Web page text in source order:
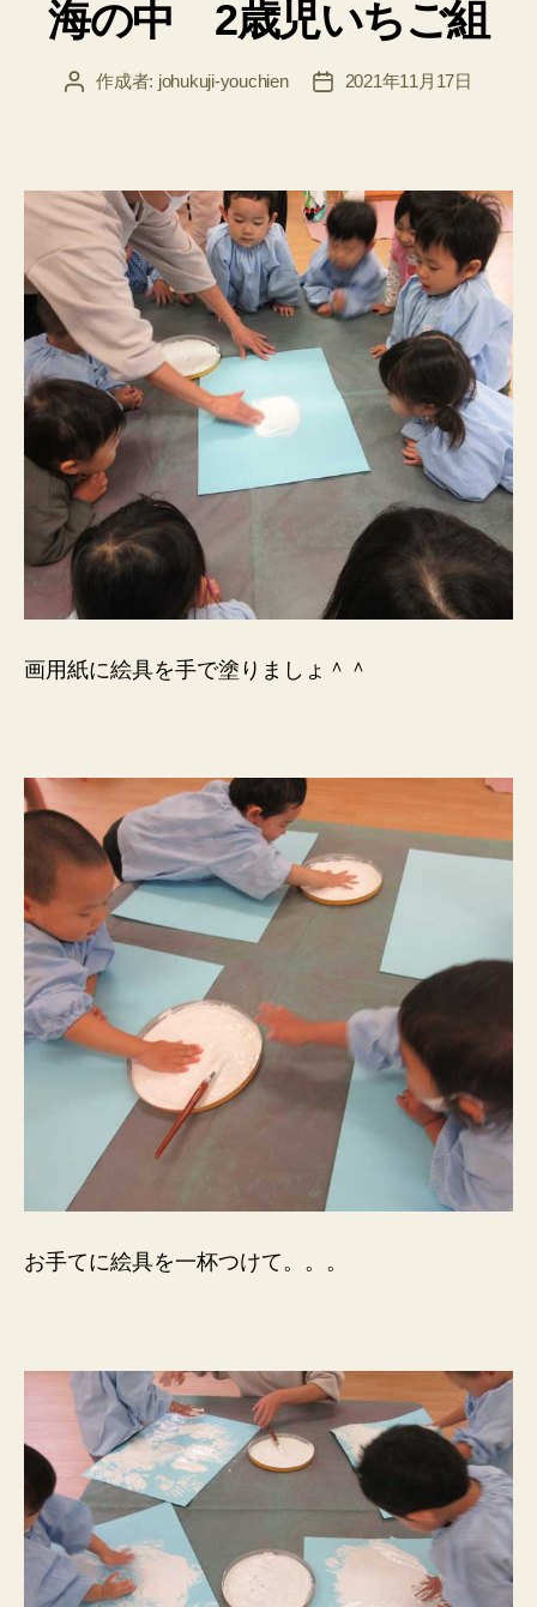
ゴ
リ
海の中 2歳児いちご組
投 作成者: johukuji-youchien
投
2021年11月17日
画用紙に絵具を手で塗りましょ＾＾
お手てに絵具を一杯つけて。。。